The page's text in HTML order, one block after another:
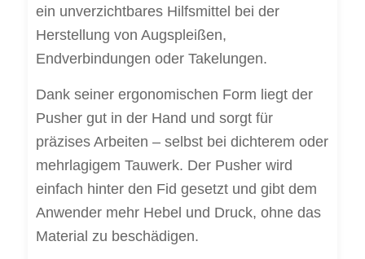
ein unverzichtbares Hilfsmittel bei der
Herstellung von Augspleißen,
Endverbindungen oder Takelungen.
Dank seiner ergonomischen Form liegt der
Pusher gut in der Hand und sorgt für
präzises Arbeiten – selbst bei dichterem oder
mehrlagigem Tauwerk. Der Pusher wird
einfach hinter den Fid gesetzt und gibt dem
Anwender mehr Hebel und Druck, ohne das
Material zu beschädigen.